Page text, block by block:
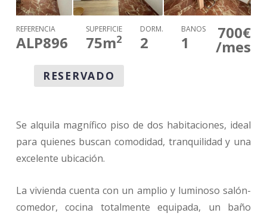
700€
/mes
REFERENCIA
ALP896
SUPERFICIE
75m2
DORM.
2
BAÑOS
1
RESERVADO
Se alquila magnífico piso de dos habitaciones, ideal
para quienes buscan comodidad, tranquilidad y una
excelente ubicación.
La vivienda cuenta con un amplio y luminoso salón-
comedor, cocina totalmente equipada, un baño